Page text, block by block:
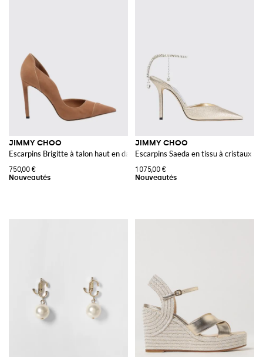
JIMMY CHOO
Escarpins Brigitte à talon haut en daim
750,00 €
JIMMY CHOO
Escarpins Saeda en tissu à cristaux
1 075,00 €